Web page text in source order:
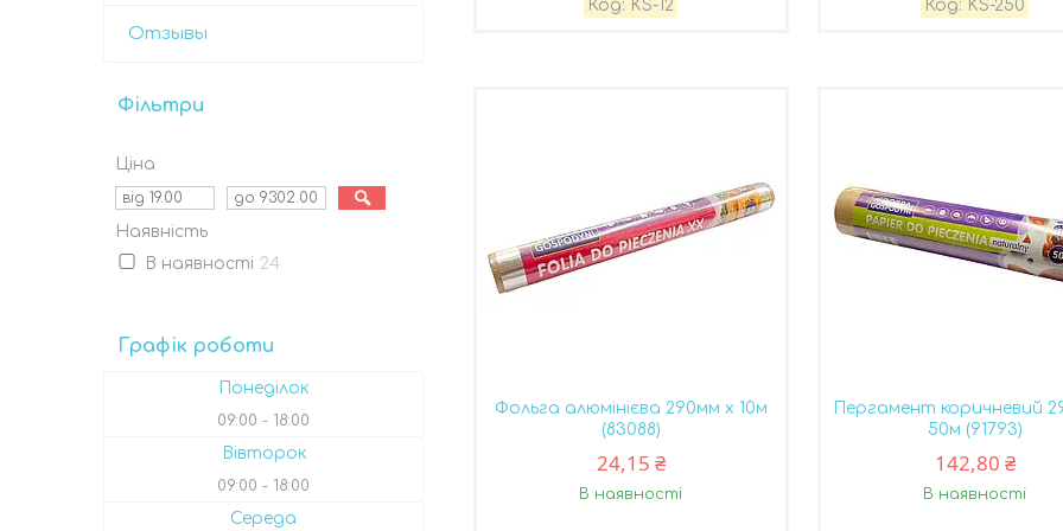
KS-12 KS-250
Фольга алюмінієва 290мм х 10м
(83088)
24,15 ₴
В наявності
Пергамент коричневий
50м (91793)
142,80 ₴
В наявності
Отзывы
Фільтри
Ціна
Наявність
В наявності 24
Графік роботи
Понеділок
09:00 18:00
Вівторок
09:00 18:00
Середа